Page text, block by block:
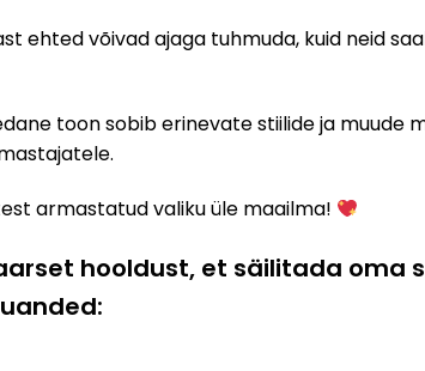
ehted võivad ajaga tuhmuda, kuid neid
toon sobib erinevate stiilide ja muude
armastatud valiku üle maailma!
hooldust, et säilitada oma